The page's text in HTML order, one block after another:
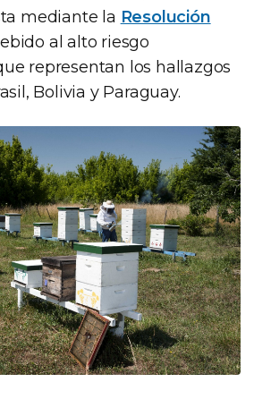
mediante la Resolución
al alto riesgo
representan los hallazgos
Bolivia y Paraguay.